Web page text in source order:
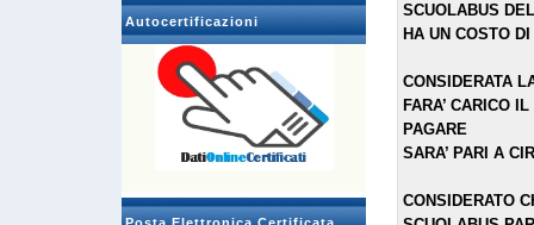
Autocertificazioni
SCUOLABUS
HA UN COSTO
CONSIDERATA
FARA’ CARICO
PAGARE
SARA’ PARI A
CONSIDERATO